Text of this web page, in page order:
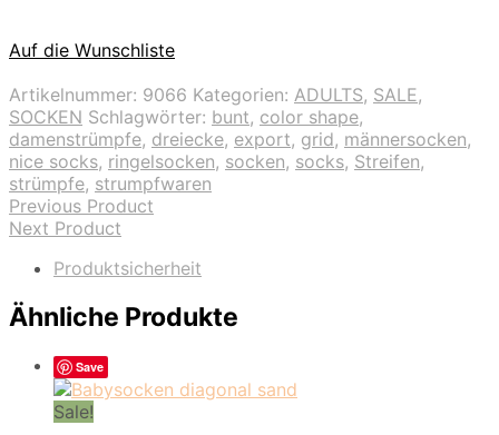
Auf die Wunschliste
Artikelnummer: 9066 Kategorien: ADULTS, SALE,
SOCKEN Schlagwörter: bunt, color shape,
damenstrümpfe, dreiecke, export, grid, männersocken,
nice socks, ringelsocken, socken, socks, Streifen,
strümpfe, strumpfwaren
Previous Product
Next Product
Produktsicherheit
Ähnliche Produkte
Save
Sale!